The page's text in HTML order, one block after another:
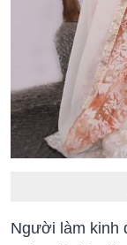
Người làm kinh